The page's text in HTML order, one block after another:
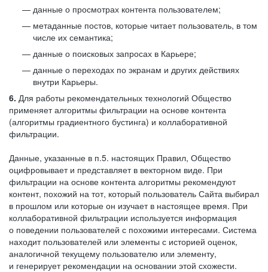
данные о просмотрах контента пользователем;
метаданные постов, которые читает пользователь, в том
числе их семантика;
данные о поисковых запросах в Карьере;
данные о переходах по экранам и других действиях
внутри Карьеры.
6. Для работы рекомендательных технологий Общество
применяет алгоритмы фильтрации на основе контента
(алгоритмы градиентного бустинга) и коллаборативной
фильтрации.
Данные, указанные в п.5. настоящих Правил, Общество
оцифровывает и представляет в векторном виде. При
фильтрации на основе контента алгоритмы рекомендуют
контент, похожий на тот, который пользователь Сайта выбирал
в прошлом или которые он изучает в настоящее время. При
коллаборативной фильтрации используется информация
о поведении пользователей с похожими интересами. Система
находит пользователей или элементы с историей оценок,
аналогичной текущему пользователю или элементу,
и генерирует рекомендации на основании этой схожести.